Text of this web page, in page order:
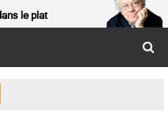
le plat